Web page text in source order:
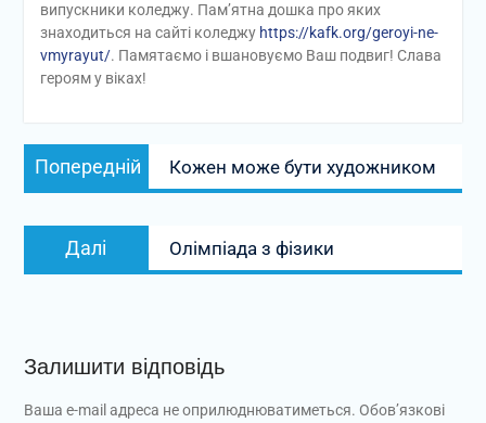
випускники коледжу. Пам’ятна дошка про яких
знаходиться на сайті коледжу https://kafk.org/geroyi-ne-
vmyrayut/. Памятаємо і вшановуємо Ваш подвиг! Слава
героям у віках!
Навігація
записів
Попередній
запис:
Кожен може бути художником
Далі
Наступний
запис:
Олімпіада з фізики
Залишити відповідь
Ваша e-mail адреса не оприлюднюватиметься. Обов’язкові